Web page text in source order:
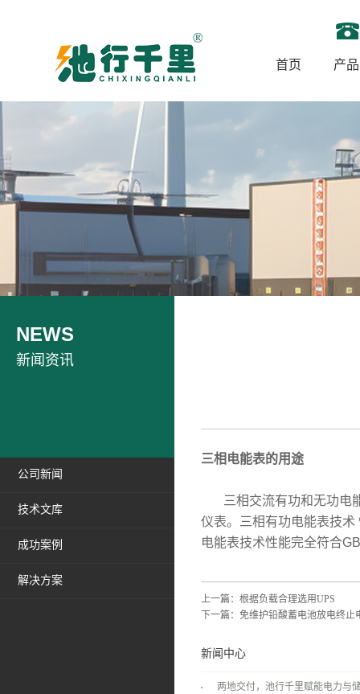
首页 产
新闻资讯
NEWS
公司新闻
技术文库
成功案例
解决方案
三相电能表的用途
三相交流有功和无功电能
仪表。三相有功电能表技
电能表技术性能完全符合
上一篇： 根据负载合理选用UPS
下一篇： 免维护铅酸蓄电池放电终止
新闻中心
两地交付，池行千里赋能电力与